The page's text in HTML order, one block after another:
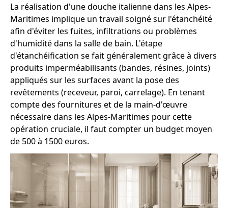
La réalisation d'une douche italienne dans les Alpes-
Maritimes implique un travail soigné sur l'étanchéité
afin d'éviter les fuites, infiltrations ou problèmes
d'humidité dans la salle de bain. L'étape
d'étanchéification se fait généralement grâce à divers
produits imperméabilisants (bandes, résines, joints)
appliqués sur les surfaces avant la pose des
revêtements (receveur, paroi, carrelage). En tenant
compte des fournitures et de la main-d'œuvre
nécessaire dans les Alpes-Maritimes pour cette
opération cruciale, il faut compter un budget moyen
de 500 à 1500 euros.